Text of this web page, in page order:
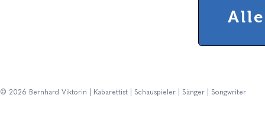
© 2026 Bernhard Viktorin | Kabarettist | Schauspieler | Sänger | Songwriter